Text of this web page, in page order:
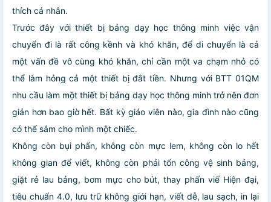
thích cá nhân.
Trước đây với thiết bị bảng dạy học thông minh việc vận
chuyển đi là rất công kềnh và khó khăn, để di chuyển là cả
một vấn đề vô cùng khó khăn, chỉ cần một va chạm nhỏ có
thể làm hỏng cả một thiết bị đắt tiền. Nhưng với BTT 01QM
nhu cầu làm một thiết bị bảng dạy học thông minh trở nên đơn
giản hơn bao giờ hết. Bất kỳ giáo viên nào, gia đình nào cũng
có thể sắm cho mình một chiếc.
Không còn bụi phấn, không còn mực lem, không còn lo hết
không gian để viết, không còn phải tốn công vệ sinh bảng,
giặt rẻ lau bảng, bơm mực cho bút, thay phấn viế Hiện đại,
tiêu chuẩn 4.0, lưu trữ không giới hạn, viết dễ, lau sạch, in lại